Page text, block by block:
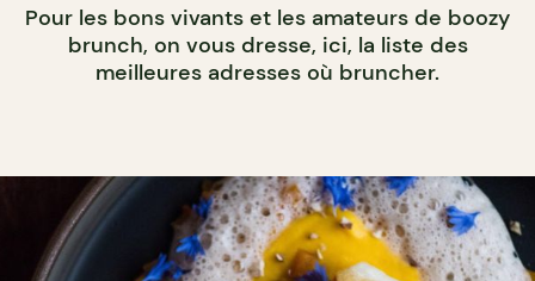
Pour les bons vivants et les amateurs de boozy
brunch, on vous dresse, ici, la liste des
meilleures adresses où bruncher.